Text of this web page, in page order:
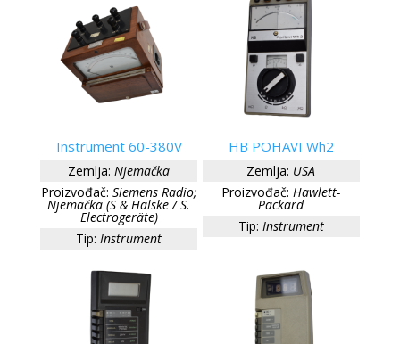
Instrument 60-380V
Zemlja: Njemačka
Proizvođač: Siemens Radio;
Njemačka (S & Halske / S.
Electrogeräte)
Tip: Instrument
HB POHAVI Wh2
Zemlja: USA
Proizvođač: Hawlett-
Packard
Tip: Instrument